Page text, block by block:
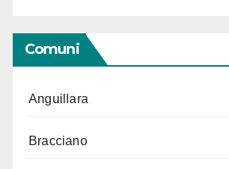
Comuni
Anguillara
Bracciano